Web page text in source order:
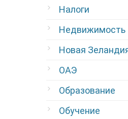
Налоги
Недвижимость
Новая
ОАЭ
Образование
Обучение